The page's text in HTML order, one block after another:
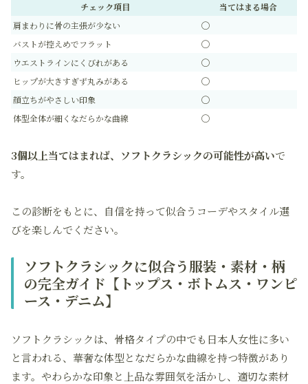
チェック項目
当てはまる場合
肩まわりに骨の主張が少ない
◯
バストが控えめでフラット
◯
ウエストラインにくびれがある
◯
ヒップが大きすぎず丸みがある
◯
顔立ちがやさしい印象
◯
体型全体が細くなだらかな曲線
◯
3個以上当てはまれば、ソフトクラシックの可能性が高いで
す。
この診断をもとに、自信を持って似合うコーデやスタイル選
びを楽しんでください。
ソフトクラシックに似合う服装・素材・柄
の完全ガイド【トップス・ボトムス・ワンピ
ース・デニム】
ソフトクラシックは、骨格タイプの中でも日本人女性に多い
と言われる、華奢な体型となだらかな曲線を持つ特徴があり
ます。やわらかな印象と上品な雰囲気を活かし、適切な素材